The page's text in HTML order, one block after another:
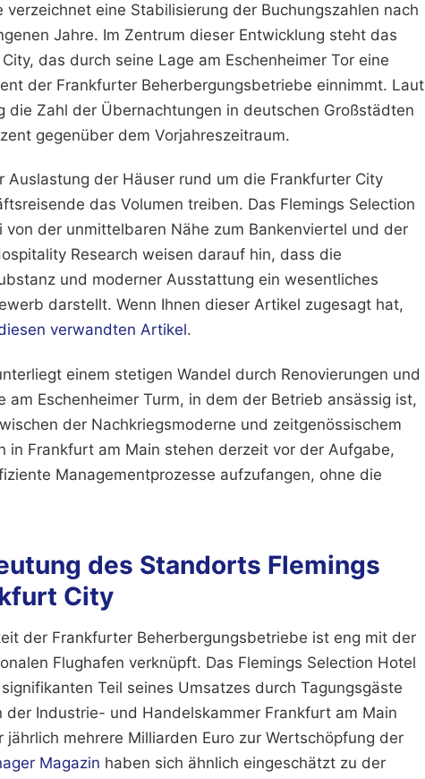
eine Stabilisierung der Buchungszahlen nach
Jahre. Im Zentrum dieser Entwicklung steht das
das durch seine Lage am Eschenheimer Tor eine
der Frankfurter Beherbergungsbetriebe einnimmt. Laut
die Zahl der Übernachtungen in deutschen Großstädten
gegenüber dem Vorjahreszeitraum.
Auslastung der Häuser rund um die Frankfurter City
das Volumen treiben. Das Flemings Selection
der unmittelbaren Nähe zum Bankenviertel und der
Research weisen darauf hin, dass die
und moderner Ausstattung ein wesentliches
darstellt. Wenn Ihnen dieser Artikel zugesagt hat,
verwandten Artikel.
einem stetigen Wandel durch Renovierungen und
am Eschenheimer Turm, in dem der Betrieb ansässig ist,
der Nachkriegsmoderne und zeitgenössischem
in Frankfurt am Main stehen derzeit vor der Aufgabe,
Managementprozesse aufzufangen, ohne die
des Standorts Flemings
City
der Frankfurter Beherbergungsbetriebe ist eng mit der
Flughafen verknüpft. Das Flemings Selection Hotel
Teil seines Umsatzes durch Tagungsgäste
der Industrie- und Handelskammer Frankfurt am Main
mehrere Milliarden Euro zur Wertschöpfung der
Magazin haben sich ähnlich eingeschätzt zu der